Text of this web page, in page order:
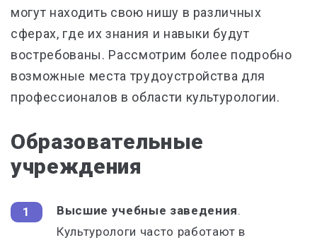
могут находить свою нишу в различных
сферах, где их знания и навыки будут
востребованы. Рассмотрим более подробно
возможные места трудоустройства для
профессионалов в области культурологии.
Образовательные
учреждения
Высшие учебные заведения.
Культурологи часто работают в